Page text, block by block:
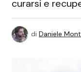
curarsi e
di Daniele